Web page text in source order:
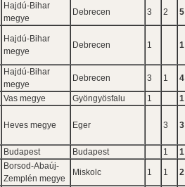
Hajdú-Bihar
megye
Debrecen 3 2 5
Hajdú-Bihar
megye
Debrecen 1 1
Hajdú-Bihar
megye
Debrecen 3 1 4
Vas megye Gyöngyösfalu 1 1
Heves megye Eger 3 3
Budapest Budapest 1 1
Borsod-Abaúj-
Zemplén megye
Miskolc 1 1 2